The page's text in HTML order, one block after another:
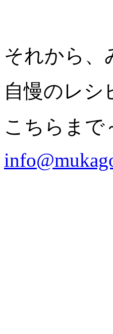
それから、
自慢のレシ
こちらまで